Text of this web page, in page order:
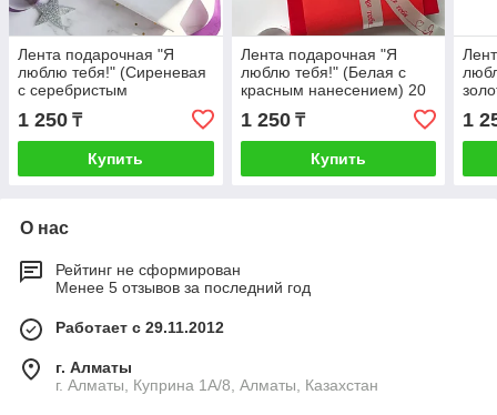
Лента подарочная "Я
люблю тебя!" (Сиреневая
с серебристым
нанесением) 20 мм х 5
метров
1 250 ₸
Купить
Лента подарочная "Я
люблю тебя!" (Белая с
красным нанесением) 20
мм х 5 метров
1 250₸
Купить
1
О нас
Рейтинг не сформирован
Менее 5 отзывов за последний год
Работает с 29.11.2012
г. Алматы
г. Алматы, Куприна 1А/8, Алматы, Казахстан